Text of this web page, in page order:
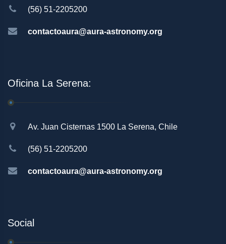
(56) 51-2205200
contactoaura@aura-astronomy.org
Oficina La Serena:
Av. Juan Cisternas 1500 La Serena, Chile
(56) 51-2205200
contactoaura@aura-astronomy.org
Social